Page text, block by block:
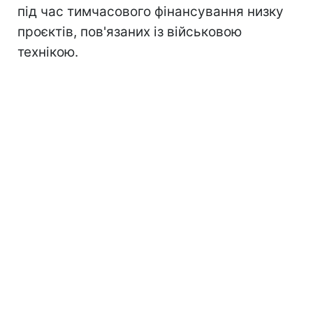
під час тимчасового фінансування низку
проєктів, пов'язаних із військовою
технікою.